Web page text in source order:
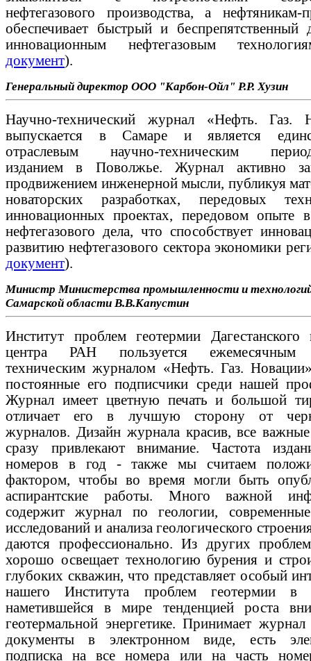
нефтегазового производства, а нефтяникам-
обеспечивает быстрый и беспрепятственный
инновационным нефтегазовым
документ).
Генеральный директор ООО "Карбон-Ойл" Р.Р. Хузин
Научно-технический журнал «Нефть. Газ.
выпускается в Самаре и является
отраслевым научно-техническим
изданием в Поволжье. Журнал активно
продвижением инженерной мысли, публикуя
новаторских разработках, передовых
инновационных проектах, передовом опыте
нефтегазового дела, что способствует
развитию нефтегазового сектора экономики
документ).
МинистрМинистерства промышленности и
Самарской области В.В.Капустин
Институт проблем геотермии Дагестанского
центра РАН пользуется ежемесячным
техническим журналом «Нефть. Газ.
постоянные его подписчики среди нашей
Журнал имеет цветную печать и большой
отличает его в лучшую сторону от
журналов. Дизайн журнала красив, все
сразу привлекают внимание. Частота
номеров в год - также мы считаем
фактором, чтобы во время могли быть
аспирантские работы. Много важной
содержит журнал по геологии,
исследований и анализа геологического
даются профессионально. Из других
хорошо освещает технологию бурения и
глубоких скважин, что представляет особый
нашего Института проблем геотермии в
наметившейся в мире тенденцией роста
геотермальной энергетике. Принимает журнал
документы в электронном виде, есть
подписка на все номера или на часть